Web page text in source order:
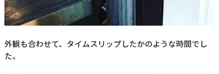
外観も合わせて、タイムスリップしたかのような時間でし
た。